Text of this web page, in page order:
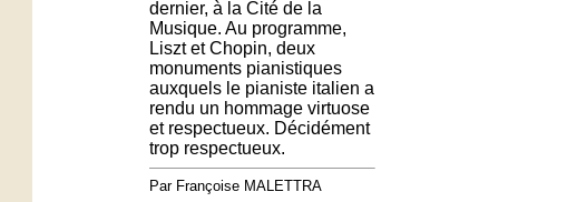
dernier, à la Cité de la
Musique. Au programme,
Liszt et Chopin, deux
monuments pianistiques
auxquels le pianiste italien a
rendu un hommage virtuose
et respectueux. Décidément
trop respectueux.
Par Françoise MALETTRA